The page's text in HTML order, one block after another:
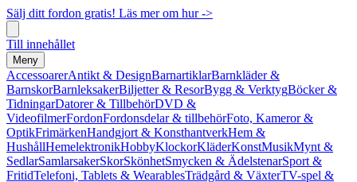
Sälj ditt fordon gratis! Läs mer om hur ->
Till innehållet
Meny
AccessoarerAntikt & DesignBarnartiklarBarnkläder &
BarnskorBarnleksakerBiljetter & ResorBygg & VerktygBöcker &
TidningarDatorer & TillbehörDVD &
VideofilmerFordonFordonsdelar & tillbehörFoto, Kameror &
OptikFrimärkenHandgjort & KonsthantverkHem &
HushållHemelektronikHobbyKlockorKläderKonstMusikMynt &
SedlarSamlarsakerSkorSkönhetSmycken & ÄdelstenarSport &
FritidTelefoni, Tablets & WearablesTrädgård & VäxterTV-spel &